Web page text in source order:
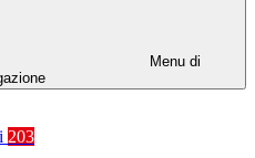
Menu di
203